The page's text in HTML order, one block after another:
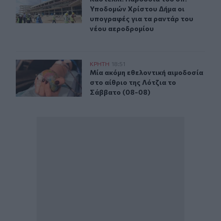
Υποδομών Χρίστου Δήμα οι
υπογραφές για τα ραντάρ του
νέου αεροδρομίου
Μία ακόμη εθελοντική αιμοδοσία στο αίθριο της
ΚΡΗΤΗ 18:51
Μία ακόμη εθελοντική αιμοδοσία
Μία ακόμη εθελοντική αιμοδοσία
στο αίθριο της Λότζια το
Σάββατο (08-08)